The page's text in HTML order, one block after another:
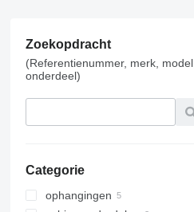
Zoekopdracht
(Referentienummer, merk, model,
onderdeel)
Categorie
ophangingen